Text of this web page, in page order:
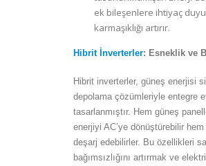
ek bileşenlere ihtiyaç
karmaşıklığı artırır.
Hibrit İnverterler: Esneklik ve
Hibrit inverterler, güneş enerjisi
depolama çözümleriyle entegre
tasarlanmıştır. Hem güneş
enerjiyi AC’ye dönüştürebilir
deşarj edebilirler. Bu özellikleri
bağımsızlığını artırmak ve